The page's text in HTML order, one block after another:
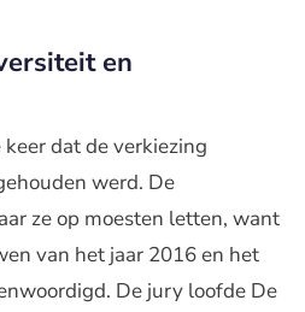
en
dat de verkiezing
werd. De
ze op moesten letten, want
van het jaar 2016 en het
De jury loofde De